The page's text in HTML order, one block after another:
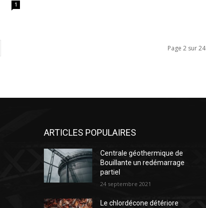
1
Page 2 sur 24
ARTICLES POPULAIRES
Centrale géothermique de
Bouillante un redémarrage
partiel
24 septembre 2021
Le chlordécone détériore